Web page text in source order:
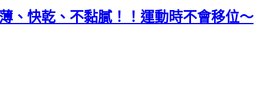
、快乾、不黏膩！！運動時不會移位～